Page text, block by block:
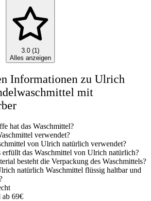
3.0 (1)
Alles anzeigen
Informationen zu Ulrich
mit
hat das Waschmittel?
verwendet?
von Ulrich natürlich verwendet?
erfüllt das Waschmittel von Ulrich natürlich?
besteht die Verpackung des Waschmittels?
natürlich Waschmittel flüssig haltbar und
ab 69€